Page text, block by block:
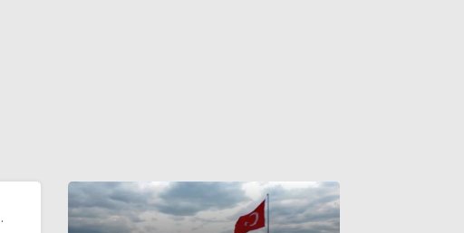
Sistem modunu seçin.